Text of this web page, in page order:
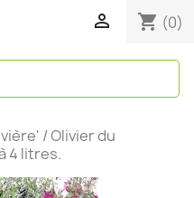
 shopping_cart (0)
/ Olivier du
4 litres.